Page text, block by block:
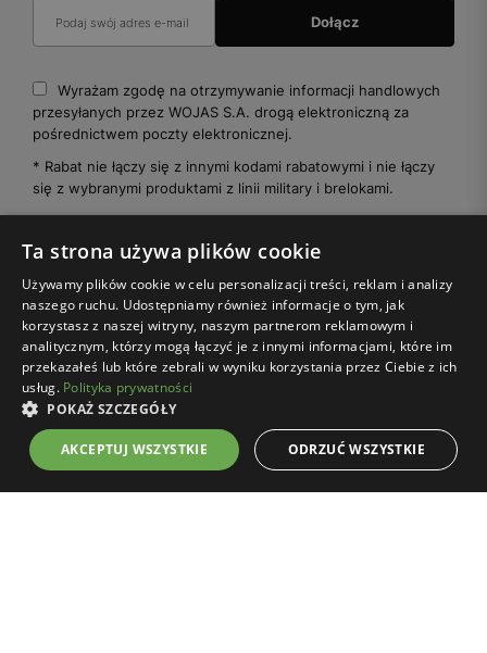
Wyrażam zgodę na otrzymywanie informacji handlowych
przesyłanych przez WOJAS S.A. drogą elektroniczną za
pośrednictwem poczty elektronicznej.
* Rabat nie łączy się z innymi kodami rabatowymi i nie łączy
się z wybranymi produktami z linii military i brelokami.
Administratorem Twoich danych osobowych przetwarzanych w
związku z wysyłką newslettera jest Wojas S.A. Więcej informacji na
temat zasad przetwarzania danych, w tym przysługujących Ci praw,
znajdziesz w Polityce prywatności:rozwiń
Zakupy on-line
Ta strona używa plików cookie
Używamy plików cookie w celu personalizacji treści, reklam i analizy
naszego ruchu. Udostępniamy również informacje o tym, jak
korzystasz z naszej witryny, naszym partnerom reklamowym i
analitycznym, którzy mogą łączyć je z innymi informacjami, które im
przekazałeś lub które zebrali w wyniku korzystania przez Ciebie z ich
usług. Polityka prywatności
POKAŻ SZCZEGÓŁY
AKCEPTUJ WSZYSTKIE ODRZUĆ WSZYSTKIE